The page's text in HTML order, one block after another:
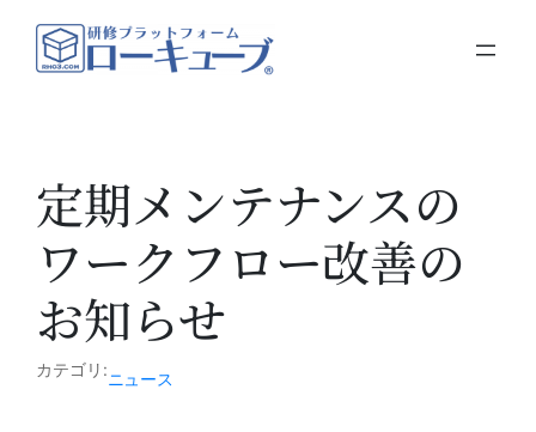
定期メンテナンスの
ワークフロー改善の
お知らせ
カテゴリ:ニュース